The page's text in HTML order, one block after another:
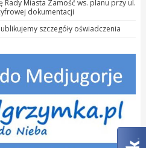
Rady Miasta Zamość ws. planu przy ul.
dokumentacji
szczegóły oświadczenia